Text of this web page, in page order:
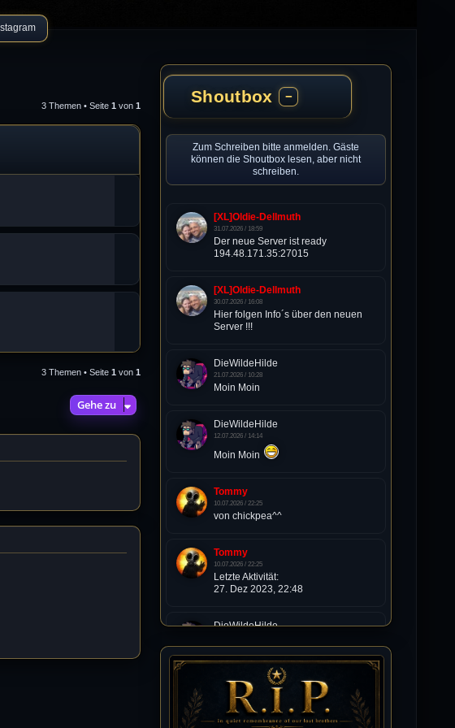
3 Themen • Seite 1 von 1
3 Themen • Seite 1 von 1
Gehe zu
Shoutbox −
Zum Schreiben bitte anmelden. Gäste
können die Shoutbox lesen, aber nicht
schreiben.
[XL]Oldie-Dellmuth
31.07.2026 / 18:59
Der neue Server ist ready
194.48.171.35:27015
[XL]Oldie-Dellmuth
30.07.2026 / 16:08
Hier folgen Info´s über den neuen
Server !!!
DieWildeHilde
21.07.2026 / 10:28
Moin Moin
DieWildeHilde
12.07.2026 / 14:14
Moin Moin
Tommy
10.07.2026 / 22:25
von chickpea^^
Tommy
10.07.2026 / 22:25
Letzte Aktivität:
27. Dez 2023, 22:48
DieWildeHilde
Happy Birthday Chickpea
DieWildeHilde
10.07.2026 / 10:08
Hallo meine Lieben!